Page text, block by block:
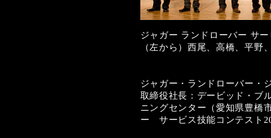
ジャガー ランドローバー サ
（左から）西尾、高橋、平野
ジャガー・ランドローバー・
取締役社長：デービッド・ブ
ニングセンター（愛知県豊橋
ー サービス技能コンテスト